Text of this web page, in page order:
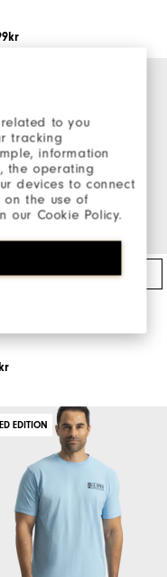
to you
tracking
information
the operating
devices to connect
the use of
our Cookie Policy.
Direktköp
EDITION